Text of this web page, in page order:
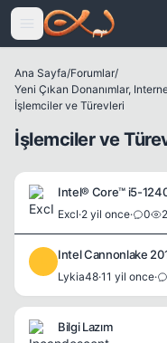
Icerige atla
Ana Sayfa/Forumlar/
Yeni Çıkan Donanımlar,
İşlemciler ve Türevleri
İşlemciler ve
Intel® Core™ i5-
ExcI·2 yil once· 0
Intel Cannonlake
Lykia48·11 yil once·
Bilgi Lazım